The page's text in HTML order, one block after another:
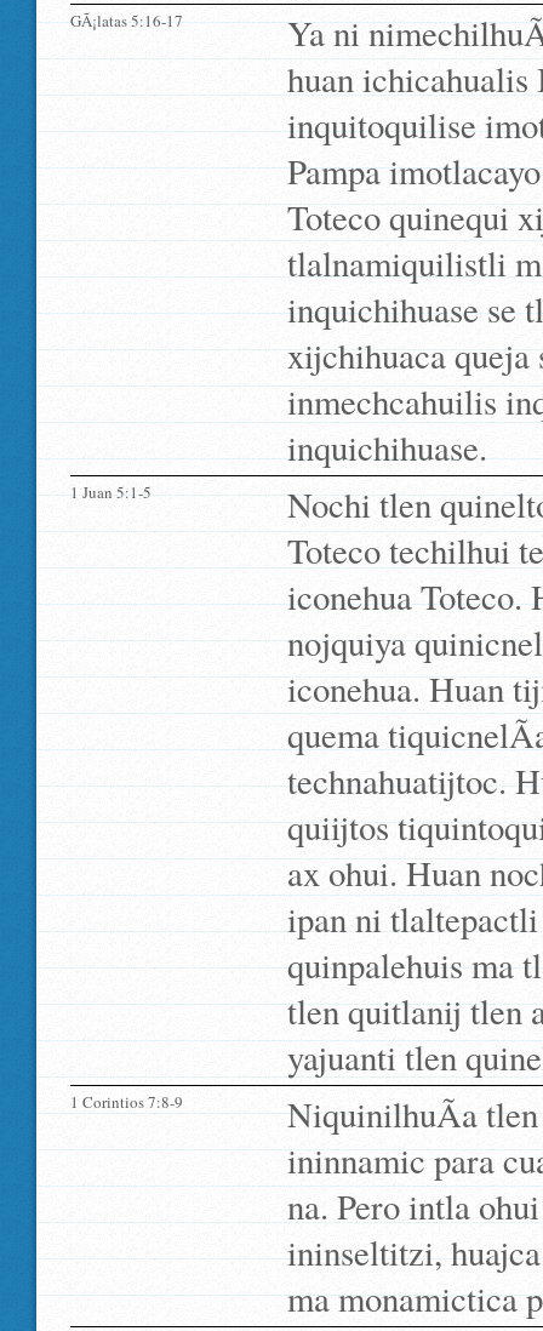
GÃ¡latas 5:16-17
Ya ni
huan ichicahualis
inquitoquilise
Pampa
Toteco quinequi
tlalnamiquilistli
inquichihuase se
xijchihuaca queja
inmechcahuilis
inquichihuase.
1 Juan 5:1-5
Nochi tlen
Toteco techilhui
iconehua
nojquiya
iconehua. Huan
quema
technahuatijtoc.
quiijtos
ax ohui. Huan
ipan ni tlaltepactli
quinpalehuis ma
tlen quitlanij tlen
yajuanti tlen
1 Corintios 7:8-9
NiquinilhuÃ­a
ininnamic para
na. Pero intla
ininseltitzi,
ma monamictica